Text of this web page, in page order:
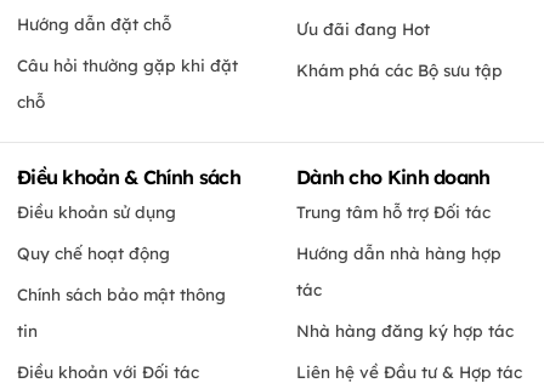
Hướng dẫn đặt chỗ
Câu hỏi thường gặp khi đặt
chỗ
Ưu đãi đang Hot
Khám phá các Bộ sưu tập
Điều khoản & Chính sách
Điều khoản sử dụng
Quy chế hoạt động
Chính sách bảo mật thông
tin
Điều khoản với Đối tác
Dành cho Kinh doanh
Trung tâm hỗ trợ Đối tác
Hướng dẫn nhà hàng hợp
tác
Nhà hàng đăng ký hợp tác
Liên hệ về Đầu tư & Hợp tác